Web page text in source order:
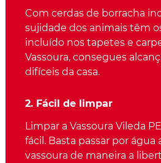
Com cerdas de borracha
sujidade dos animais têm
incluído nos tapetes e
Vassoura, consegues
difíceis da casa.
2. Fácil de limpar
Limpar a Vassoura Vileda
fácil. Basta passar por água
vassoura de maneira a